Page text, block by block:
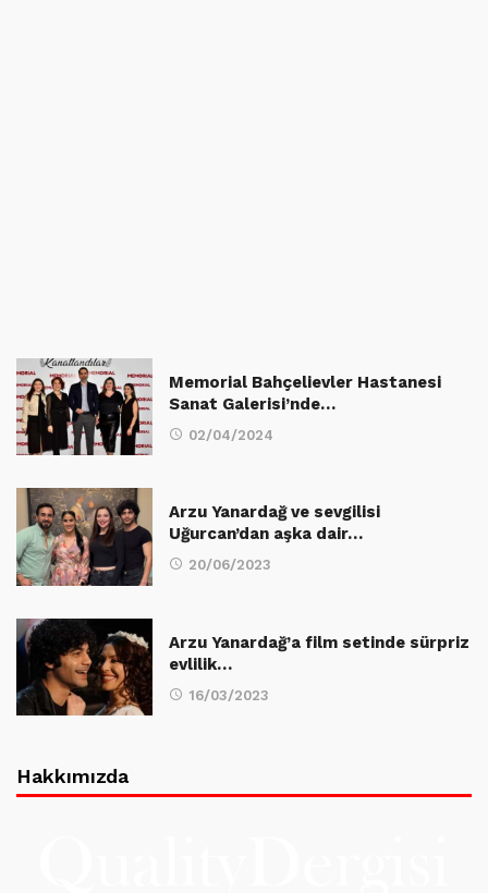
Memorial Bahçelievler Hastanesi
Sanat Galerisi’nde…
02/04/2024
Arzu Yanardağ ve sevgilisi
Uğurcan’dan aşka dair…
20/06/2023
Arzu Yanardağ’a film setinde sürpriz
evlilik…
16/03/2023
Hakkımızda